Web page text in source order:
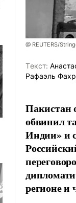
@ REUTERS/
Tекст:
Рафаэль
Пакистан
обвинил
Индии» и
регионе и